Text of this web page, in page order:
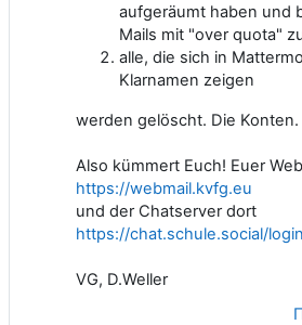
aufgeräumt haben und
Mails mit "over quota"
alle, die sich in
Klarnamen zeigen
werden gelöscht. Die Konten.
Also kümmert Euch! Euer
https://webmail.kvfg.eu
und der Chatserver dort
https://chat.schule.social/login
VG, D.Weller